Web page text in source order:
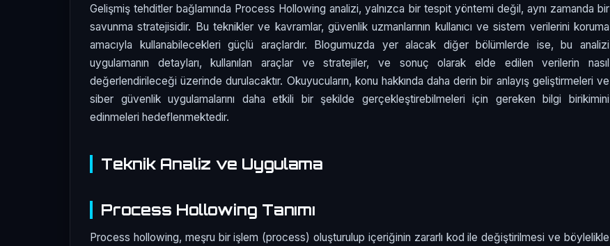
Gelişmiş tehditler bağlamında Process Hollowing analizi, yalnızca bir tespit yöntemi değil, aynı zamanda bir
savunma stratejisidir. Bu teknikler ve kavramlar, güvenlik uzmanlarının kullanıcı ve sistem verilerini koruma
amacıyla kullanabilecekleri güçlü araçlardır. Blogumuzda yer alacak diğer bölümlerde ise, bu analizi
uygulamanın detayları, kullanılan araçlar ve stratejiler, ve sonuç olarak elde edilen verilerin nasıl
değerlendirileceği üzerinde durulacaktır. Okuyucuların, konu hakkında daha derin bir anlayış geliştirmeleri ve
siber güvenlik uygulamalarını daha etkili bir şekilde gerçekleştirebilmeleri için gereken bilgi birikimini
edinmeleri hedeflenmektedir.
Teknik Analiz ve Uygulama
Process Hollowing Tanımı
Process hollowing, meşru bir işlem (process) oluşturulup içeriğinin zararlı kod ile değiştirilmesi ve böylelikle